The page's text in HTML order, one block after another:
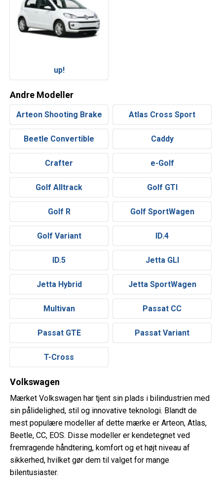
up!
Andre Modeller
Arteon Shooting Brake Atlas Cross Sport
Beetle Convertible Caddy
Crafter e-Golf
Golf Alltrack Golf GTI
Golf R Golf SportWagen
Golf Variant ID.4
ID.5 Jetta GLI
Jetta Hybrid Jetta SportWagen
Multivan Passat CC
Passat GTE Passat Variant
T-Cross
Volkswagen
Mærket Volkswagen har tjent sin plads i bilindustrien med
sin pålidelighed, stil og innovative teknologi. Blandt de
mest populære modeller af dette mærke er Arteon, Atlas,
Beetle, CC, EOS. Disse modeller er kendetegnet ved
fremragende håndtering, komfort og et højt niveau af
sikkerhed, hvilket gør dem til valget for mange
bilentusiaster.